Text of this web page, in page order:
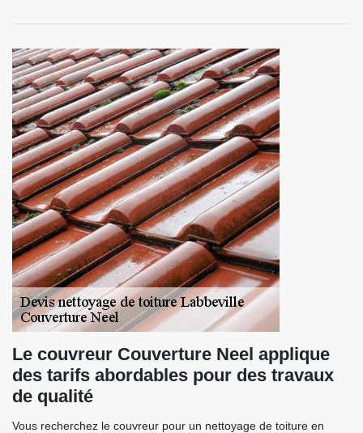
Le couvreur Couverture Neel applique
des tarifs abordables pour des travaux
de qualité
Vous recherchez le couvreur pour un nettoyage de toiture en